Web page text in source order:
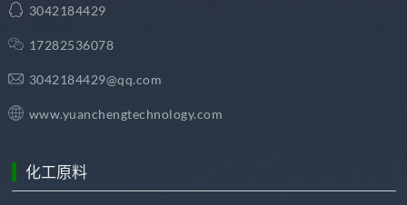
3042184429
17282536078
3042184429@qq.com
www.yuanchengtechnology.com
化工原料